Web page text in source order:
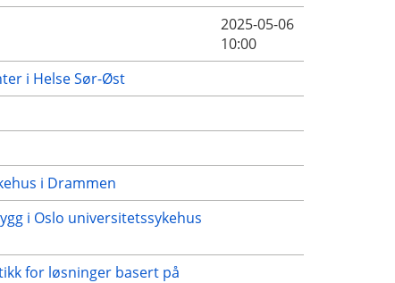
2025-05-06
10:00
i Helse Sør-Øst
i Drammen
i Oslo universitetssykehus
for løsninger basert på